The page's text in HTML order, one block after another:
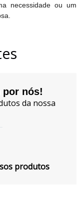
necessidade ou um
por nós!
da nossa
produtos